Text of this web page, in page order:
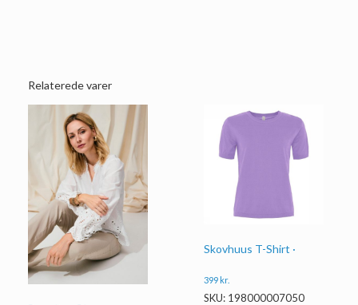
Relaterede varer
Skovhuus T-Shirt ·
399kr.
SKU: 198000007050